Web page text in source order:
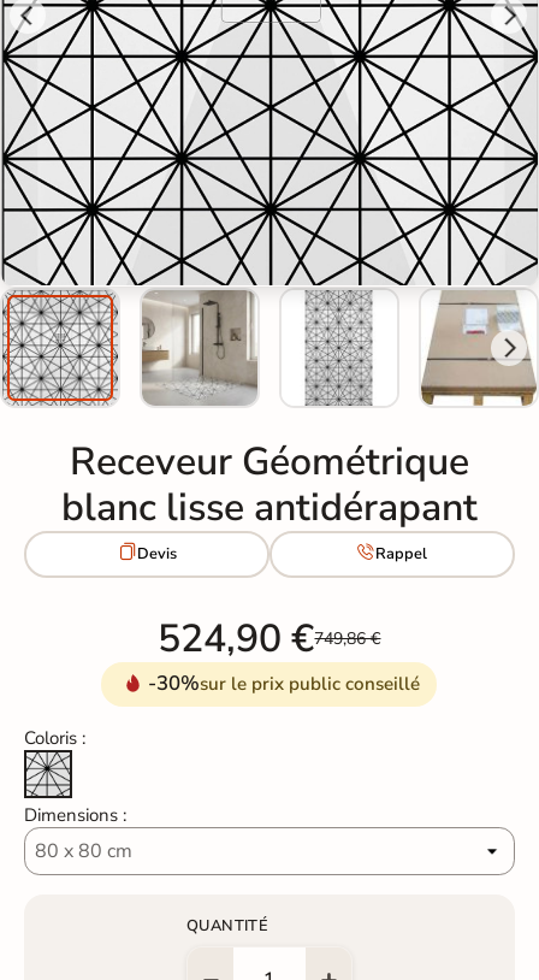
Receveur Géométrique
blanc lisse antidérapant
Devis Rappel
524,90 €749,86 €
-30%sur le prix public conseillé
Coloris :
Géométrique blanc
Dimensions :
QUANTITÉ